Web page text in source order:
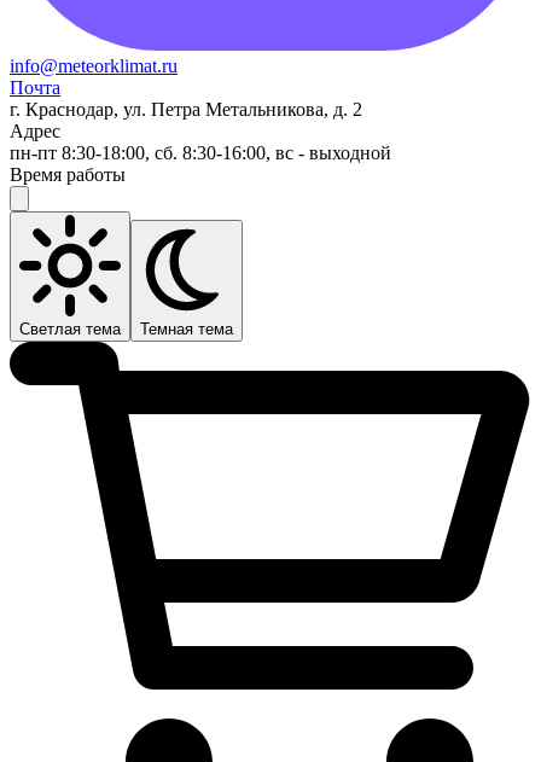
info@meteorklimat.ru
Почта
г. Краснодар, ул. Петра Метальникова, д. 2
Адрес
пн-пт 8:30-18:00, сб. 8:30-16:00, вс - выходной
Время работы
Светлая тема Темная тема